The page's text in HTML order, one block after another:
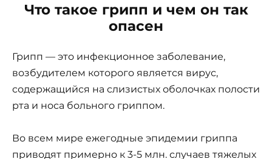
Что такое грипп и чем он так
опасен
Грипп — это инфекционное заболевание,
возбудителем которого является вирус,
содержащийся на слизистых оболочках полости
рта и носа больного гриппом.
Во всем мире ежегодные эпидемии гриппа
приводят примерно к 3-5 млн. случаев тяжелых